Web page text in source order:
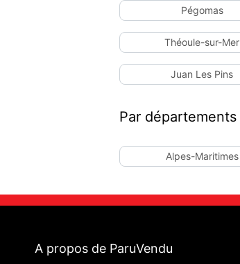
Pégomas
Théoule-sur-Mer
Juan Les Pins
Par départements
Alpes-Maritimes
A propos de ParuVendu